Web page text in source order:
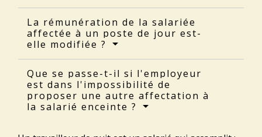
La rémunération de la salariée
affectée à un poste de jour est-
elle modifiée ?
Que se passe-t-il si l'employeur
est dans l'impossibilité de
proposer une autre affectation à
la salarié enceinte ?